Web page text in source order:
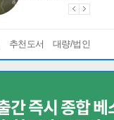
추천도서 대량/법인